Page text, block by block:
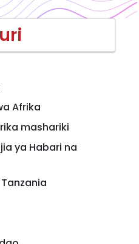
Afrika
mashariki
ya Habari na